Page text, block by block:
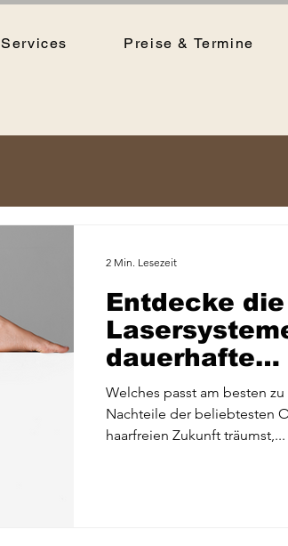
Services Preise & Termine
Entdecke
dauerhafte
Welches passt am besten
Nachteile der beliebtesten
haarfreien Zukunft träumst,...
2 Min. Lesezeit